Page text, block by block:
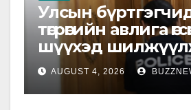
Улсын
төгрөгийн авлига
шүүхэд
AUGUST 4, 2026